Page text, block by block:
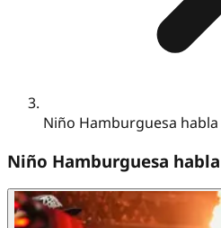
Niño Hamburguesa habla
Niño Hamburguesa